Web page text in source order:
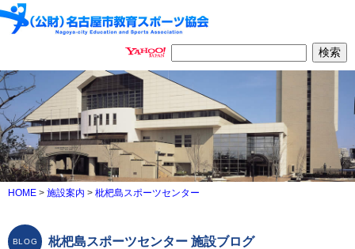
HOME > 施設案内 > 枇杷島スポーツセンター
枇杷島スポーツセンター 施設ブログ